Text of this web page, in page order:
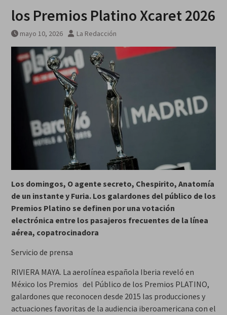
los Premios Platino Xcaret 2026
mayo 10, 2026 La Redacción
Los domingos, O agente secreto, Chespirito, Anatomía
de un instante y Furia. Los galardones del público de los
Premios Platino se definen por una votación
electrónica entre los pasajeros frecuentes de la línea
aérea, copatrocinadora
Servicio de prensa
RIVIERA MAYA. La aerolínea española Iberia reveló en
México los Premios del Público de los Premios PLATINO,
galardones que reconocen desde 2015 las producciones y
actuaciones favoritas de la audiencia iberoamericana con el